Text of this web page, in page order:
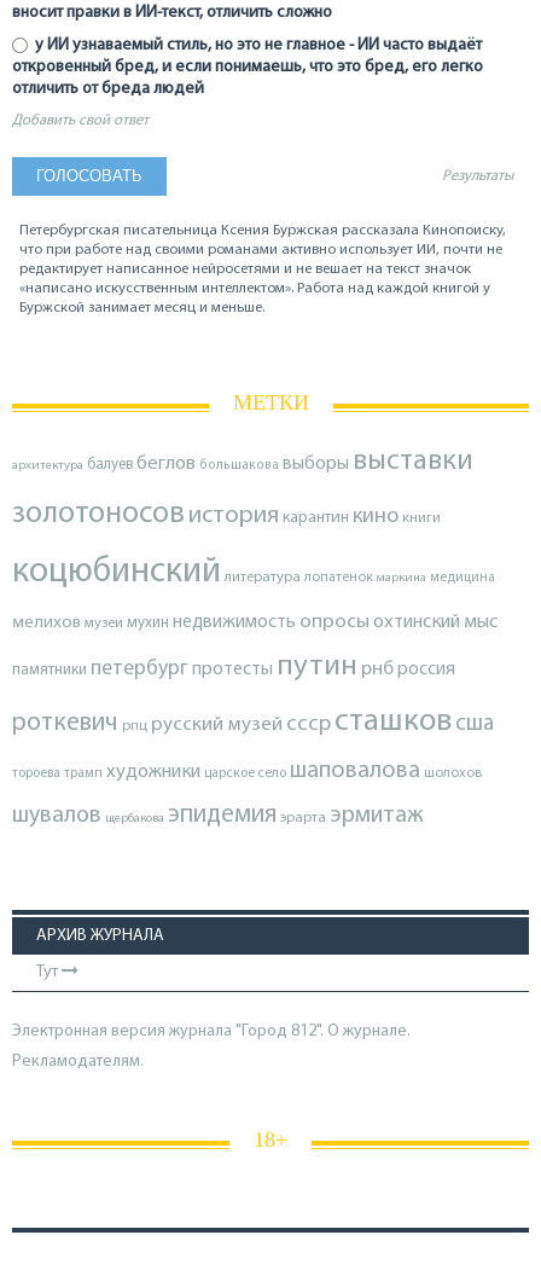
вносит правки в ИИ-текст, отличить сложно
у ИИ узнаваемый стиль, но это не главное - ИИ часто выдаёт
откровенный бред, и если понимаешь, что это бред, его легко
отличить от бреда людей
Добавить свой ответ
Результаты
Петербургская писательница Ксения Буржская рассказала Кинопоиску,
что при работе над своими романами активно использует ИИ, почти не
редактирует написанное нейросетями и не вешает на текст значок
«написано искусственным интеллектом». Работа над каждой книгой у
Буржской занимает месяц и меньше.
МЕТКИ
архитектура балуев беглов большакова выборы выставки
золотоносов история карантин кино книги
коцюбинский литература лопатенок маркина медицина
мелихов музеи мухин недвижимость опросы охтинский мыс
памятники петербургпротесты путин рнброссия
роткевич рпц русский музей ссср сташков сша
тороева трамп художники царское село шаповалова шолохов
шувалов щербакова эпидемия эрарта эрмитаж
АРХИВ ЖУРНАЛА
Тут
Электронная версия журнала "Город 812". О журнале.
Рекламодателям.
18+